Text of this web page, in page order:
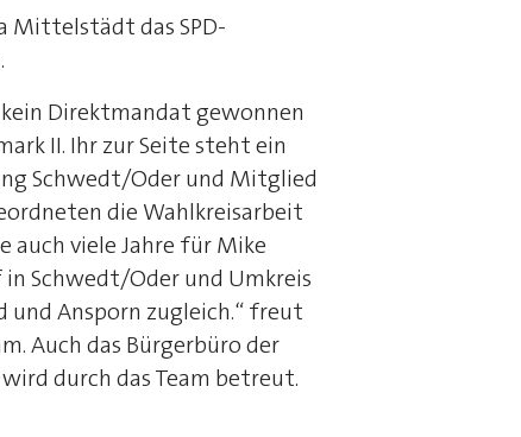
Mittelstädt das SPD-
Direktmandat gewonnen
II. Ihr zur Seite steht ein
Schwedt/Oder und Mitglied
die Wahlkreisarbeit
auch viele Jahre für Mike
Schwedt/Oder und Umkreis
und Ansporn zugleich.“ freut
Auch das Bürgerbüro der
durch das Team betreut.